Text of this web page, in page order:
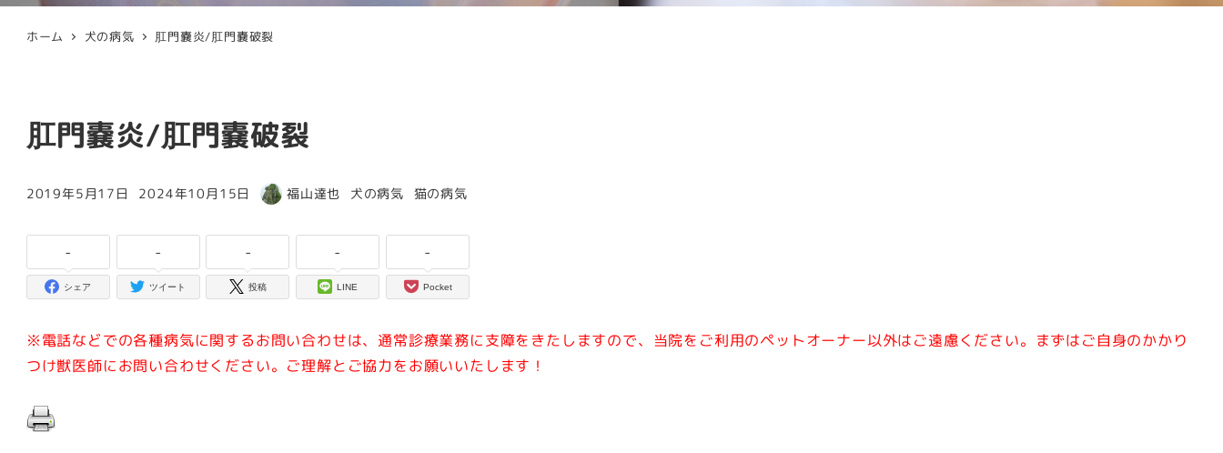
ホーム 犬の病気 肛門嚢炎/肛門嚢破裂
肛門嚢炎/肛門嚢破裂
投稿日
2019年5月17日
更新日
2024年10月15日
著
福山達也 カテゴリー
犬の病気 カテゴリー
猫の病気
-
シェア
-
ツイート
-
投稿
-
LINE
-
Pocket
※電話などでの各種病気に関するお問い合わせは、通常診療業務に支障をきたしますので、当院をご利用のペットオーナー以外はご遠慮ください。 まずはご自身のかかり
つけ獣医師にお問い合わせください。ご理解とご協力をお願いいたします！